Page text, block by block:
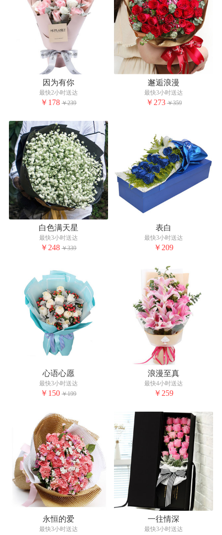
因为有你
最快2小时送达
￥178 ￥239
邂逅浪漫
最快3小时送达
￥273 ￥359
白色满天星
最快3小时送达
￥248 ￥339
表白
最快3小时送达
￥209
心语心愿
最快3小时送达
￥150 ￥199
浪漫至真
最快4小时送达
￥259
永恒的爱
最快3小时送达
一往情深
最快3小时送达